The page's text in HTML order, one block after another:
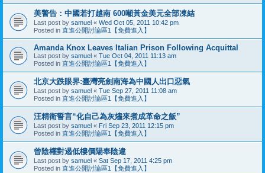
美警告：中國若打越南 600噸黃金美元全部凍結
Last post by samuel « Wed Oct 05, 2011 10:42 pm
Posted in 直進公開討論區1【免費進入】
Amanda Knox Leaves Italian Prison Following Acquittal
Last post by samuel « Tue Oct 04, 2011 11:13 am
Posted in 直進公開討論區1【免費進入】
北京大跌眼界:臺灣亮劍南海為中國人出口惡氣
Last post by samuel « Tue Sep 27, 2011 11:08 am
Posted in 直進公開討論區1【免費進入】
汪精衛誓言“化自己為灰燼來煮成革命之飯”
Last post by samuel « Fri Sep 23, 2011 12:15 pm
Posted in 直進公開討論區1【免費進入】
曾陰權對遏低樓價陽奉陰違
Last post by samuel « Sat Sep 17, 2011 4:25 pm
Posted in 直進公開討論區1【免費進入】